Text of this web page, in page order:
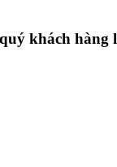
khách hàng